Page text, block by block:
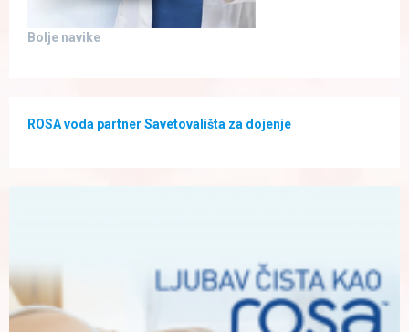
Bolje navike
ROSA voda partner Savetovališta za dojenje